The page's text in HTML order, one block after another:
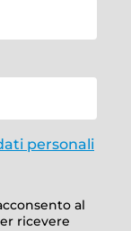
personali
al
ricevere